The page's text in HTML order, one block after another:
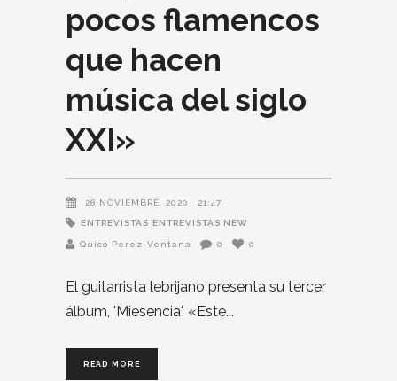
pocos flamencos
que hacen
música del siglo
XXI»
28 NOVIEMBRE, 2020 21:47
ENTREVISTAS ENTREVISTAS NEW
Quico Perez-Ventana 0 0
El guitarrista lebrijano presenta su tercer
álbum, 'Miesencia'. «Este
READ MORE